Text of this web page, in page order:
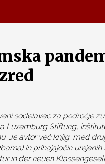
sodelavec za področje
Luxemburg Stiftung,
Je avtor več knjig, med
in prihajajočih urejenih
in der neuen